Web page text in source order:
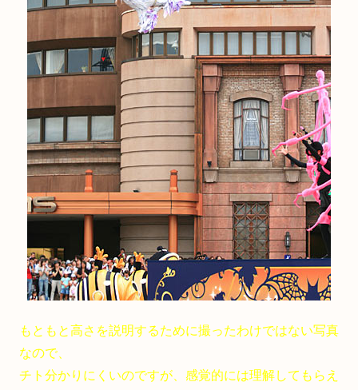
もともと高さを説明するために撮ったわけではない写真
なので、
チト分かりにくいのですが、感覚的には理解してもらえ